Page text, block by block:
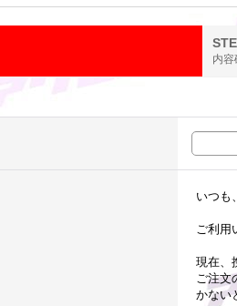
内容
いつも
ご利用
現在、
ご注文
かない